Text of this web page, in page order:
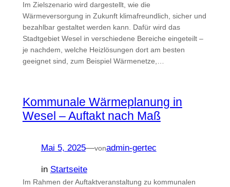
Im Zielszenario wird dargestellt, wie die
Wärmeversorgung in Zukunft klimafreundlich, sicher und
bezahlbar gestaltet werden kann. Dafür wird das
Stadtgebiet Wesel in verschiedene Bereiche eingeteilt –
je nachdem, welche Heizlösungen dort am besten
geeignet sind, zum Beispiel Wärmenetze,…
Kommunale Wärmeplanung in
Wesel – Auftakt nach Maß
Mai 5, 2025—vonadmin-gertec
in Startseite
Im Rahmen der Auftaktveranstaltung zu kommunalen